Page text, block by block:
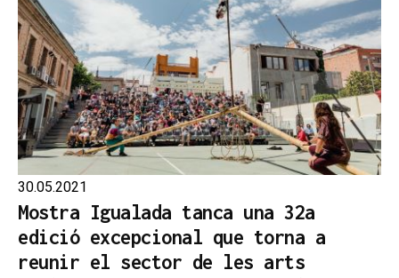
30.05.2021
Mostra Igualada tanca una 32a
edició excepcional que torna a
reunir el sector de les arts